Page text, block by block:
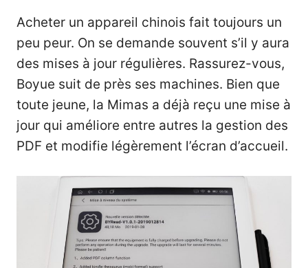
Acheter un appareil chinois fait toujours un
peu peur. On se demande souvent s’il y aura
des mises à jour régulières. Rassurez-vous,
Boyue suit de près ses machines. Bien que
toute jeune, la Mimas a déjà reçu une mise à
jour qui améliore entre autres la gestion des
PDF et modifie légèrement l’écran d’accueil.